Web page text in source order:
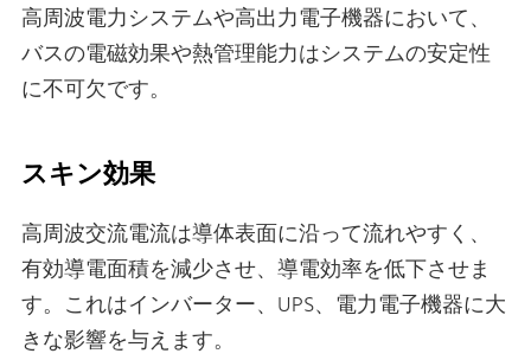
高周波電力システムや高出力電子機器において、
バスの電磁効果や熱管理能力はシステムの安定性
に不可欠です。
スキン効果
高周波交流電流は導体表面に沿って流れやすく、
有効導電面積を減少させ、導電効率を低下させま
す。これはインバーター、UPS、電力電子機器に大
きな影響を与えます。